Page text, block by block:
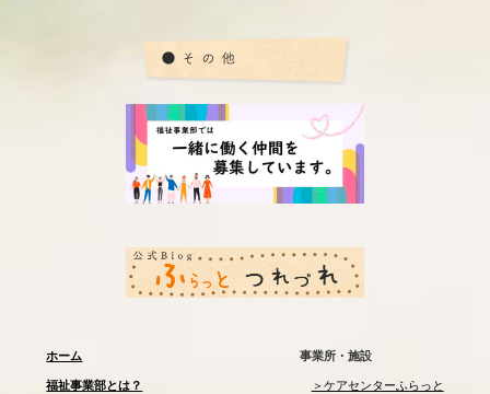
ホーム
福祉事業部とは？
事業所・施設
＞ケアセンターふらっと